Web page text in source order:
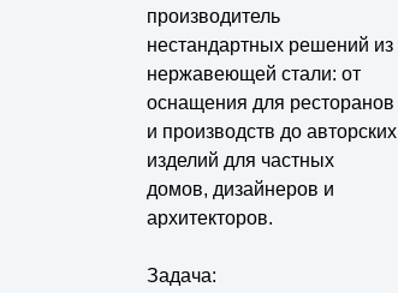
производитель
нестандартных решений из
нержавеющей стали: от
оснащения для ресторанов
и производств до авторских
изделий для частных
домов, дизайнеров и
архитекторов.
Задача: